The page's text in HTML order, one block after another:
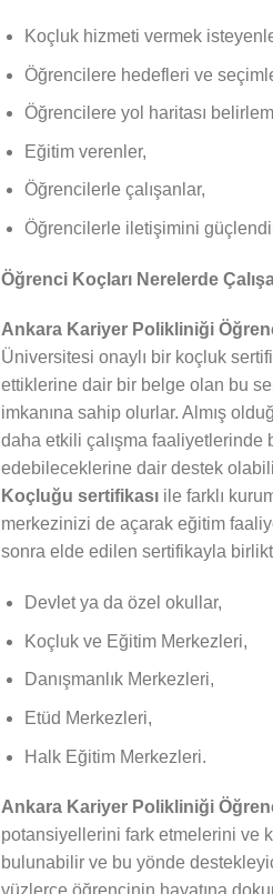
Koçluk hizmeti vermek
Öğrencilere hedefleri ve
Öğrencilere yol haritası
Eğitim verenler,
Öğrencilerle çalışanlar,
Öğrencilerle iletişimini
Öğrenci Koçları Nerelerde
Ankara Kariyer Polikliniği
Üniversitesi onaylı bir koçluk
ettiklerine dair bir belge olan bu
imkanına sahip olurlar. Almış
daha etkili çalışma faaliyetlerinde
edebileceklerine dair destek
Koçluğu sertifikası ile farklı
merkezinizi de açarak eğitim
sonra elde edilen sertifikayla
Devlet ya da özel okullar,
Koçluk ve Eğitim Merkezleri,
Danışmanlık Merkezleri,
Etüd Merkezleri,
Halk Eğitim Merkezleri.
Ankara Kariyer Polikliniği
potansiyellerini fark etmelerini ve
bulunabilir ve bu yönde